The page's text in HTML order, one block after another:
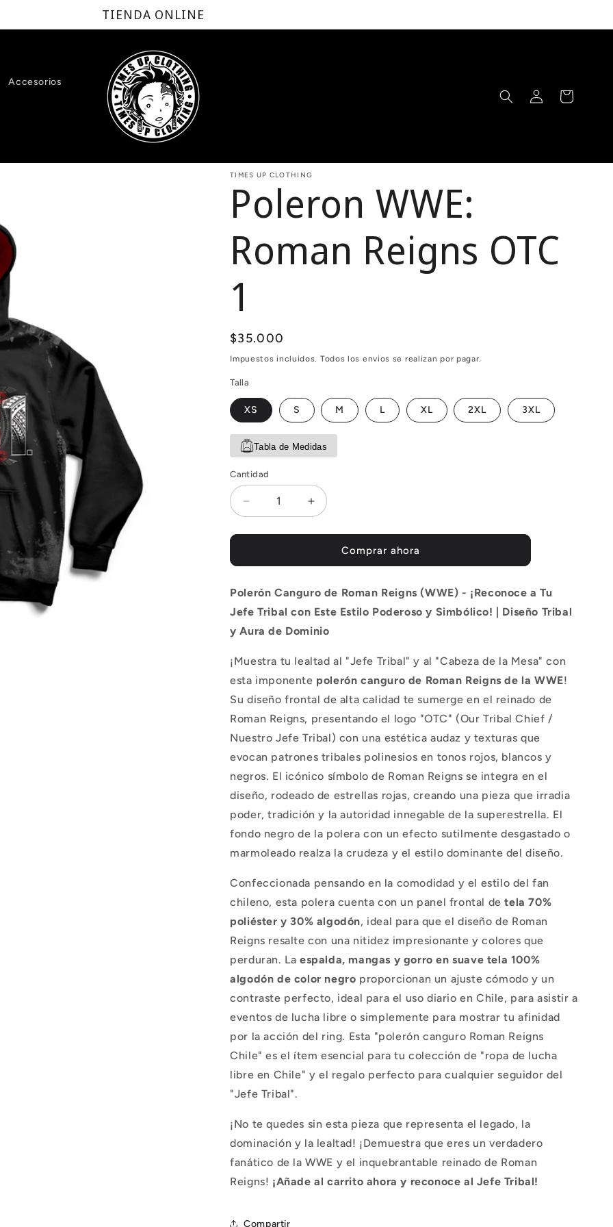
TIENDA ONLINE
Accesorios
Iniciar
sesión
Carrito
TIMES UP CLOTHING
Poleron WWE:
Roman Reigns OTC
1
Precio
habitual
$35.000
Impuestos incluidos. Todos los envios se realizan por pagar.
Talla
XS S M L XL 2XL 3XL
Tabla de Medidas
Cantidad
Reducir
cantidad
para
WWE:
Reigns
OTC
Aumentar
cantidad
para
Poleron
WWE:
Reigns
OTC
Comprar ahora
Polerón Canguro de Roman Reigns (WWE) - ¡Reconoce a Tu
Jefe Tribal con Este Estilo Poderoso y Simbólico! | Diseño Tribal
y Aura de Dominio
¡Muestra tu lealtad al "Jefe Tribal" y al "Cabeza de la Mesa" con
esta imponente polerón canguro de Roman Reigns de la WWE!
Su diseño frontal de alta calidad te sumerge en el reinado de
Roman Reigns, presentando el logo "OTC" (Our Tribal Chief /
Nuestro Jefe Tribal) con una estética audaz y texturas que
evocan patrones tribales polinesios en tonos rojos, blancos y
negros. El icónico símbolo de Roman Reigns se integra en el
diseño, rodeado de estrellas rojas, creando una pieza que irradia
poder, tradición y la autoridad innegable de la superestrella. El
fondo negro de la polera con un efecto sutilmente desgastado o
marmoleado realza la crudeza y el estilo dominante del diseño.
Confeccionada pensando en la comodidad y el estilo del fan
chileno, esta polera cuenta con un panel frontal detela 70%
poliéster y 30% algodón, ideal para que el diseño de Roman
Reigns resalte con una nitidez impresionante y colores que
perduran. La espalda, mangas y gorro en suave tela 100%
algodón de color negro proporcionan un ajuste cómodo y un
contraste perfecto, ideal para el uso diario en Chile, para asistir a
eventos de lucha libre o simplemente para mostrar tu afinidad
por la acción del ring. Esta "polerón canguro Roman Reigns
Chile" es el ítem esencial para tu colección de "ropa de lucha
libre en Chile" y el regalo perfecto para cualquier seguidor del
"Jefe Tribal".
¡No te quedes sin esta pieza que representa el legado, la
dominación y la lealtad! ¡Demuestra que eres un verdadero
fanático de la WWE y el inquebrantable reinado de Roman
Reigns! ¡Añade al carrito ahora y reconoce al Jefe Tribal!
Compartir